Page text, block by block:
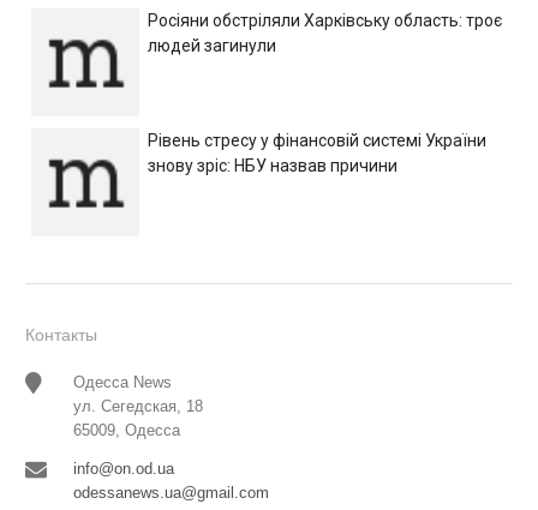
Росіяни обстріляли Харківську область: троє
людей загинули
Рівень стресу у фінансовій системі України
знову зріс: НБУ назвав причини
Контакты
Одесса News
ул. Сегедская, 18
65009, Одесса
info@on.od.ua
odessanews.ua@gmail.com